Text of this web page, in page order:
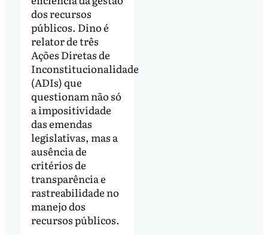
dos recursos
públicos. Dino é
relator de três
Ações Diretas de
Inconstitucionalidade
(ADIs) que
questionam não só
a impositividade
das emendas
legislativas, mas a
ausência de
critérios de
transparência e
rastreabilidade no
manejo dos
recursos públicos.